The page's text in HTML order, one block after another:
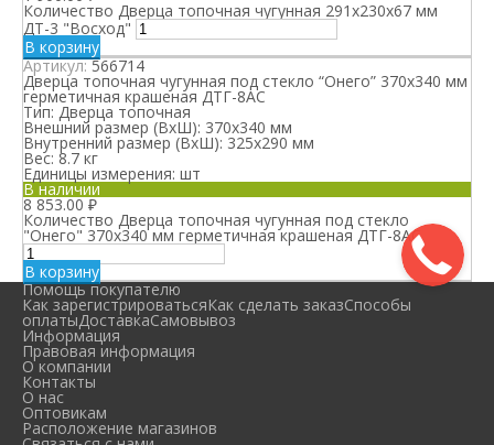
Количество Дверца топочная чугунная 291x230x67 мм
ДТ-3 "Восход"
В корзину
Артикул:566714
Дверца топочная чугунная под стекло “Онего” 370х340 мм
герметичная крашеная ДТГ-8АС
Тип: Дверца топочная
Внешний размер (ВхШ): 370х340 мм
Внутренний размер (ВхШ): 325х290 мм
Вес: 8.7 кг
Единицы измерения: шт
В наличии
8 853.00₽
Количество Дверца топочная чугунная под стекло
"Онего" 370х340 мм герметичная крашеная ДТГ-8АС
В корзину
Помощь покупателю
Как зарегистрироватьсяКак сделать заказСпособы
оплатыДоставкаСамовывоз
Информация
Правовая информация
О компании
Контакты
О нас
Оптовикам
Расположение магазинов